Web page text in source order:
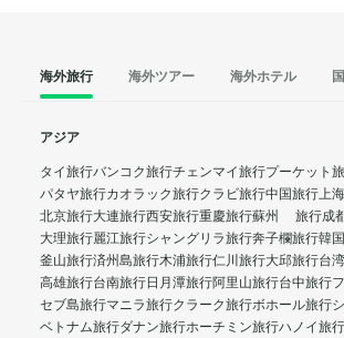
海外旅行 海外ツアー 海外ホテル
アジア
タイ旅行バンコク旅行チェンマイ旅行プーケット
パタヤ旅行カオラック旅行クラビ旅行中国旅行上
北京旅行大連旅行西安旅行重慶旅行蘇州 旅行成
大理旅行麗江旅行シャングリラ旅行奔子欄旅行韓
釜山旅行済州島旅行木浦旅行仁川旅行大邱旅行台
高雄旅行台南旅行日月潭旅行阿里山旅行台中旅行
セブ島旅行マニラ旅行クラーク旅行ボホール旅行
ベトナム旅行ダナン旅行ホーチミン旅行ハノイ旅行